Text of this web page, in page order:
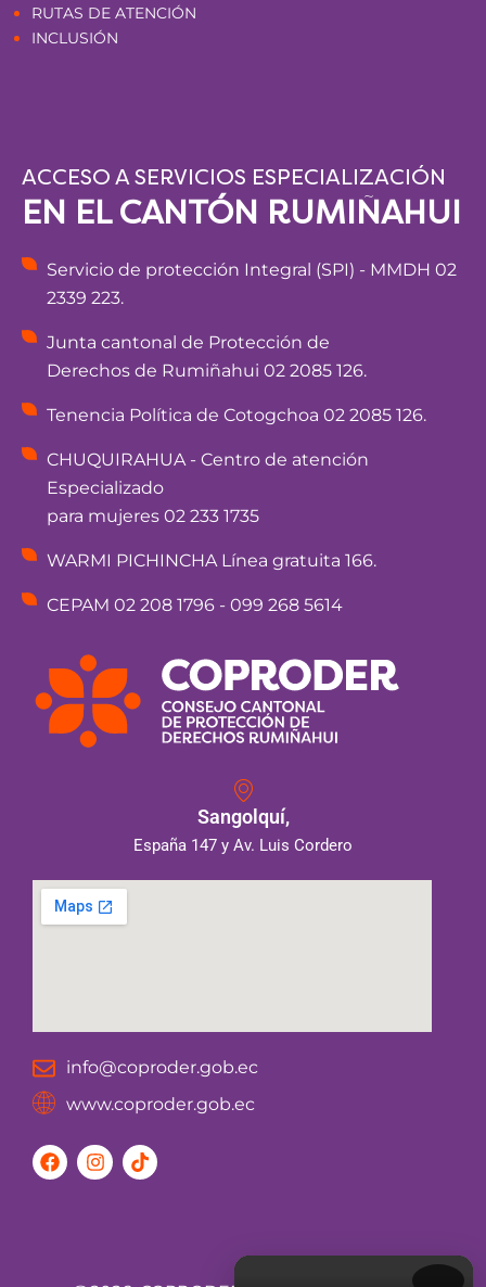
RUTAS DE ATENCIÓN
INCLUSIÓN
ACCESO A SERVICIOS ESPECIALIZACIÓN
EN EL CANTÓN RUMIÑAHUI
Servicio de protección Integral (SPI) - MMDH 02
2339 223.
Junta cantonal de Protección de
Derechos de Rumiñahui 02 2085 126.
Tenencia Política de Cotogchoa 02 2085 126.
CHUQUIRAHUA - Centro de atención
Especializado
para mujeres 02 233 1735
WARMI PICHINCHA Línea gratuita 166.
CEPAM 02 208 1796 - 099 268 5614
Sangolquí,
España 147 y Av. Luis Cordero
info@coproder.gob.ec
www.coproder.gob.ec
F
a
I
n
T
i